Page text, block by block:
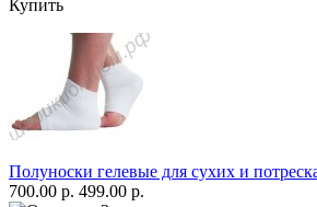
Купить
Полуноски гелевые для сухих и
700.00 р. 499.00 р.